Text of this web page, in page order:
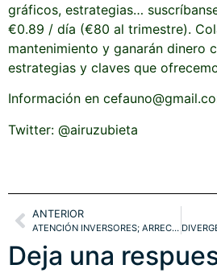
gráficos, estrategias…
€0.89 / día (€80 al trimestre).
mantenimiento y ganarán dinero
estrategias y claves que
Información en
Twitter: @airuzubieta
ANTERIOR
ATENCIÓN INVERSORES; ARRECIA EL TEMPORAL. PROYECCIONES Y OPORTUNIDADES. IBEX, DAX, SHANGAI. ORO y ESTRATEGIAS
Deja una